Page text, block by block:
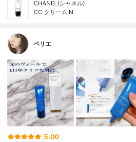
CHANEL(シャネル)
CC クリーム N
ペリエ
5.00